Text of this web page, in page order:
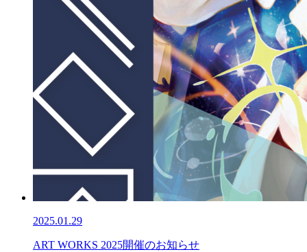
2025.01.29
ART WORKS 2025開催のお知らせ